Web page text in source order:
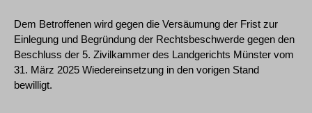
Dem Betroffenen wird gegen die Versäumung der Frist zur
Einlegung und Begründung der Rechtsbeschwerde gegen den
Beschluss der 5. Zivilkammer des Landgerichts Münster vom
31. März 2025 Wiedereinsetzung in den vorigen Stand
bewilligt.